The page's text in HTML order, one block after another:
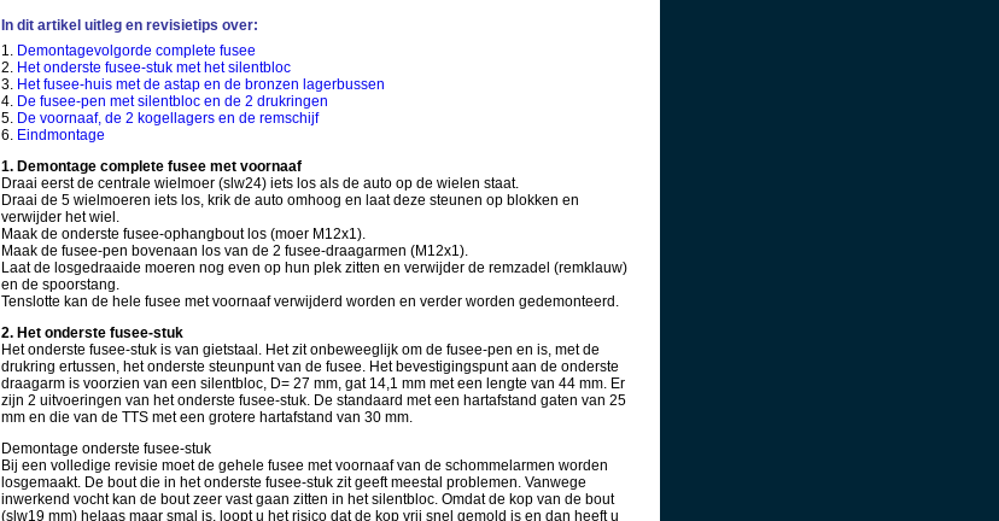
In dit artikel uitleg en revisietips over:
1. Demontagevolgorde complete fusee
2. Het onderste fusee-stuk met het silentbloc
3. Het fusee-huis met de astap en de bronzen lagerbussen
4. De fusee-pen met silentbloc en de 2 drukringen
5. De voornaaf, de 2 kogellagers en de remschijf
6. Eindmontage
1. Demontage complete fusee met voornaaf
Draai eerst de centrale wielmoer (slw24) iets los als de auto op de wielen staat.
Draai de 5 wielmoeren iets los, krik de auto omhoog en laat deze steunen op blokken en
verwijder het wiel.
Maak de onderste fusee-ophangbout los (moer M12x1).
Maak de fusee-pen bovenaan los van de 2 fusee-draagarmen (M12x1).
Laat de losgedraaide moeren nog even op hun plek zitten en verwijder de remzadel (remklauw)
en de spoorstang.
Tenslotte kan de hele fusee met voornaaf verwijderd worden en verder worden gedemonteerd.
2. Het onderste fusee-stuk
Het onderste fusee-stuk is van gietstaal. Het zit onbeweeglijk om de fusee-pen en is, met de
drukring ertussen, het onderste steunpunt van de fusee. Het bevestigingspunt aan de onderste
draagarm is voorzien van een silentbloc, D= 27 mm, gat 14,1 mm met een lengte van 44 mm. Er
zijn 2 uitvoeringen van het onderste fusee-stuk. De standaard met een hartafstand gaten van 25
mm en die van de TTS met een grotere hartafstand van 30 mm.
Demontage onderste fusee-stuk
Bij een volledige revisie moet de gehele fusee met voornaaf van de schommelarmen worden
losgemaakt. De bout die in het onderste fusee-stuk zit geeft meestal problemen. Vanwege
inwerkend vocht kan de bout zeer vast gaan zitten in het silentbloc. Omdat de kop van de bout
(slw19 mm) helaas maar smal is, loopt u het risico dat de kop vrij snel gemold is en dan heeft u